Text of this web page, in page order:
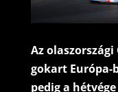
Az
gokart
pedig a